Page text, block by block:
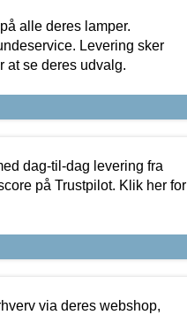
alle deres lamper.
Levering sker
at se deres udvalg.
dag-til-dag levering fra
på Trustpilot. Klik her for
via deres webshop,